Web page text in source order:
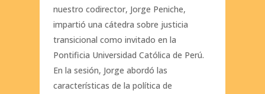
nuestro codirector, Jorge Peniche,
impartió una cátedra sobre justicia
transicional como invitado en la
Pontificia Universidad Católica de Perú.
En la sesión, Jorge abordó las
características de la política de